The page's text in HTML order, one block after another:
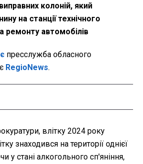
колоній, який
на станції технічного
ремонту автомобілів
пресслужба обласного
RegioNews.
влітку 2024 року
знаходився на території однієї
у стані алкогольного сп'яніння,